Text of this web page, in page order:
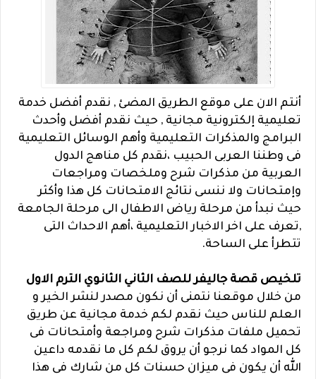
أنتم الان على موقع الطريق المضئ , نقدم أفضل خدمة
تعليمية إلكترونية مجانية , حيث نقدم أفضل وأحدث
البرامج والمذكرات التعليمية وأهم الوسائل التعليمية
فى وطننا العربى الحبيب ،نقدم كل مناهج الدول
العربية من مذكرات شرح وملخصات ومراجعات
وإمتحانات ولا ننسى نتائج الامتحانات كل هذا وأكثر
حيث نبدأ من مرحلة رياض الاطفال الى مرحلة الجامعة
,تعرف على اخر الاخبار التعليمية ،أهم الاحداث التى
تتطرأ على الساحة.
تلخيص قصة جاليفر للصف الثاني الثانوي الترم الاول
من خلال موقعنا نتمنى أن نكون مصدر لنشر الخير و
العلم للناس حيث نقدم لكم خدمة مجانية عن طريق
تحميل ملفات مذكرات شرح ومراجعة وأمتحانات فى
كل المواد كما نرجو أن يروق لكم كل ما نقدمه داعين
الله أن يكون فى ميزان حسنات كل من شارك فى هذا